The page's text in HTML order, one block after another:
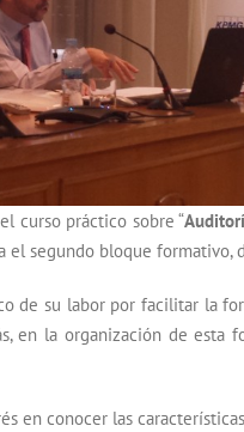
curso práctico sobre “
segundo bloque formativo,
de su labor por facilitar la
en la organización de esta
en conocer las